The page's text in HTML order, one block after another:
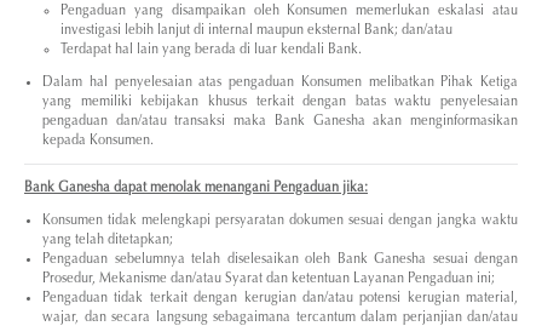
Pengaduan yang disampaikan oleh Konsumen memerlukan eskalasi atau
investigasi lebih lanjut di internal maupun eksternal Bank; dan/atau
Terdapat hal lain yang berada di luar kendali Bank.
Dalam hal penyelesaian atas pengaduan Konsumen melibatkan Pihak Ketiga
yang memiliki kebijakan khusus terkait dengan batas waktu penyelesaian
pengaduan dan/atau transaksi maka Bank Ganesha akan menginformasikan
kepada Konsumen.
Bank Ganesha dapat menolak menangani Pengaduan jika:
Konsumen tidak melengkapi persyaratan dokumen sesuai dengan jangka waktu
yang telah ditetapkan;
Pengaduan sebelumnya telah diselesaikan oleh Bank Ganesha sesuai dengan
Prosedur, Mekanisme dan/atau Syarat dan ketentuan Layanan Pengaduan ini;
Pengaduan tidak terkait dengan kerugian dan/atau potensi kerugian material,
wajar, dan secara langsung sebagaimana tercantum dalam perjanjian dan/atau